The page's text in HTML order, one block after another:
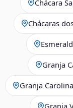
Chácara
Chácaras
Granja
Granja Carolina
Granja